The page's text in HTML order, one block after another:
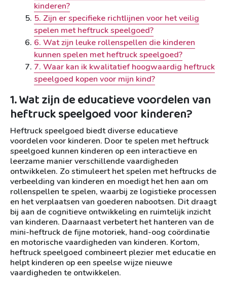
kinderen?
5. Zijn er specifieke richtlijnen voor het veilig
spelen met heftruck speelgoed?
6. Wat zijn leuke rollenspellen die kinderen
kunnen spelen met heftruck speelgoed?
7. Waar kan ik kwalitatief hoogwaardig heftruck
speelgoed kopen voor mijn kind?
1. Wat zijn de educatieve voordelen van
heftruck speelgoed voor kinderen?
Heftruck speelgoed biedt diverse educatieve
voordelen voor kinderen. Door te spelen met heftruck
speelgoed kunnen kinderen op een interactieve en
leerzame manier verschillende vaardigheden
ontwikkelen. Zo stimuleert het spelen met heftrucks de
verbeelding van kinderen en moedigt het hen aan om
rollenspellen te spelen, waarbij ze logistieke processen
en het verplaatsen van goederen nabootsen. Dit draagt
bij aan de cognitieve ontwikkeling en ruimtelijk inzicht
van kinderen. Daarnaast verbetert het hanteren van de
mini-heftruck de fijne motoriek, hand-oog coördinatie
en motorische vaardigheden van kinderen. Kortom,
heftruck speelgoed combineert plezier met educatie en
helpt kinderen op een speelse wijze nieuwe
vaardigheden te ontwikkelen.